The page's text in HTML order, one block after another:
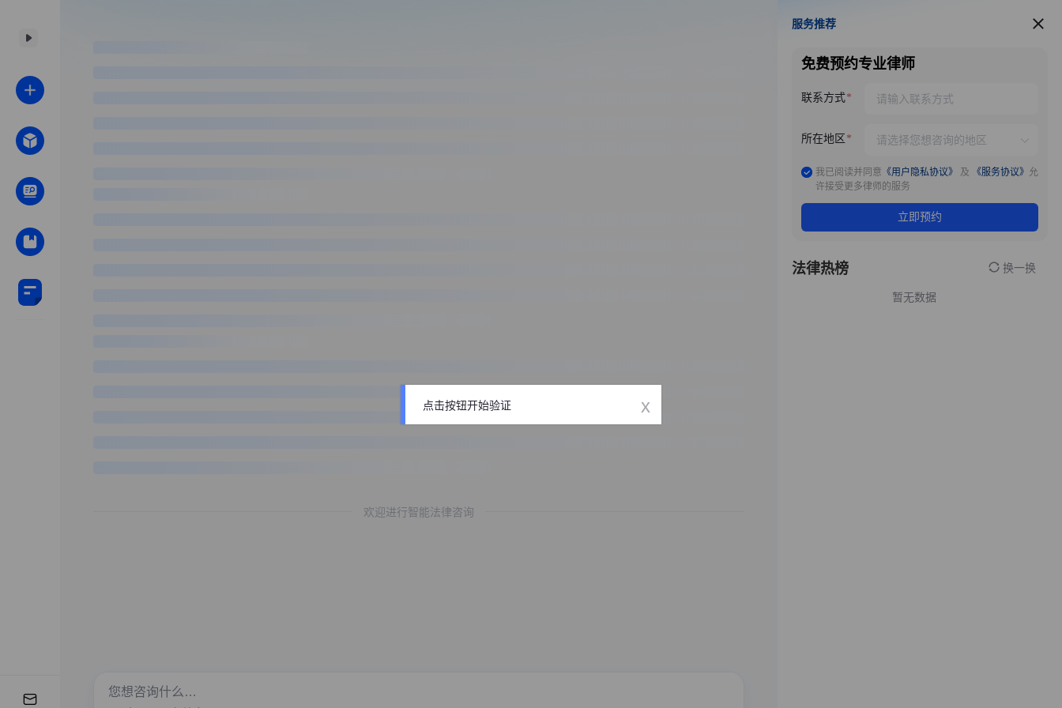
欢迎进行智能法律咨询
服务推荐
服务推荐
免费预约专业律师
联系方式
所在地区
我已阅读并同意 《用户隐私协议》 及 《服务协议》 允
许接受更多律师的服务
立即预约
法律热榜 换一换
暂无数据
点击按钮开始验证 x